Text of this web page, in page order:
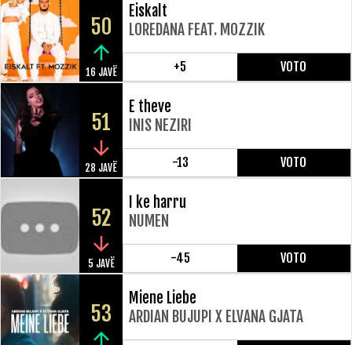
50
16 JAVË
Eiskalt
LOREDANA FEAT. MOZZIK
+5 VOTO
51
28 JAVË
E theve
INIS NEZIRI
-13 VOTO
52
5 JAVË
I ke harru
NUMEN
-45 VOTO
53
Miene Liebe
ARDIAN BUJUPI X ELVANA GJATA